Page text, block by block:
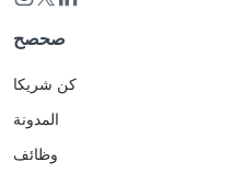
صحصح
كن شريكا
المدونة
وظائف